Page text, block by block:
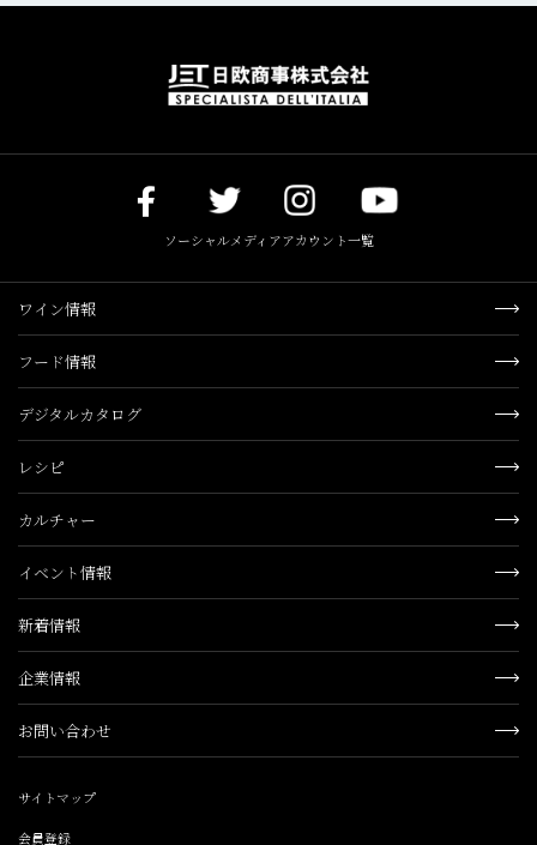
ソーシャルメディアアカウント一覧
ワイン情報
フード情報
デジタルカタログ
レシピ
カルチャー
イベント情報
新着情報
企業情報
お問い合わせ
サイトマップ
会員登録